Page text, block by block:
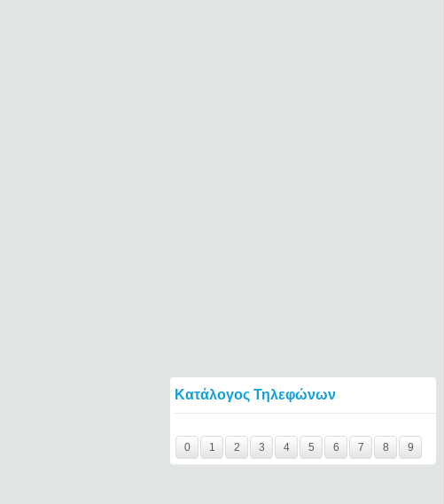
Κατάλογος Τηλεφώνων
0
1 2 3 4 5 6 7 8 9